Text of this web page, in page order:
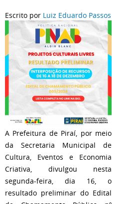
Escrito por Luiz Eduardo Passos
A Prefeitura de Piraí, por meio
da Secretaria Municipal de
Cultura, Eventos e Economia
Criativa, divulgou nesta
segunda-feira, dia 16, o
resultado preliminar do Edital